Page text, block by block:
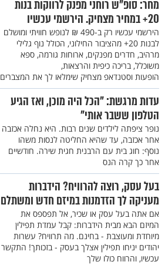
מחר: סופ"ש רוחני מפנק לרווקות בנות
20+ במחיר מצחיק. הירשמי עכשיו
הירשמי עכשיו רק ב-490 ₪ לנופש חוויתי ומושלם
לבנות 20+ מהציבור החילוני, הכולל נוף גלילי
מרהיב, חדרים מפנקים, ארוחות גורמה, ספא
משוכלל, בריכה כיפית והרצאות,
הופעות וסטנדאפ מצחיק שימלאו לך את המצברים
עדות מרגשת: "הכל היה מוכן, ואז הגיע
הטלפון ששבר אותי"
נופר ציפתה לילדים שנים רבות. היא נחלה אכזבה
אחר אכזבה, עד שהיא החליטה לנסות משהו
נוסף: חוג בית עם הרבנית חגית שירה. חודשיים
אחר כך קרה הנס
בעל עסק, רוצה להרוויח? הידברות
מעניקה לך הזדמנות במיזם חדש ומשתלם
אם אתה בעל עסק או שכיר, אל תפספס את
המיזם הבא מבית הידברות: קבל עמדת תפילין
מיוחדת ומעוצבת - בחינם. מה תרוויח? עשרות
יהודים יניחו תפילין אצלך בעסק - בזכותך! התקשר
עכשיו, והרווח כולו שלך